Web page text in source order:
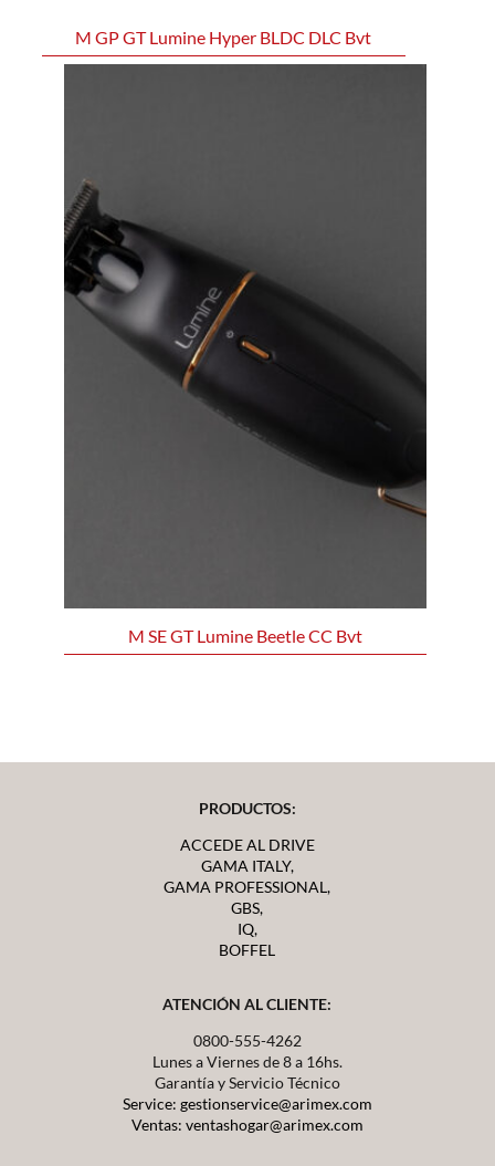
M GP GT Lumine Hyper BLDC DLC Bvt
M SE GT Lumine Beetle CC Bvt
PRODUCTOS:
ACCEDE AL DRIVE
GAMA ITALY,
GAMA PROFESSIONAL,
GBS,
IQ,
BOFFEL
ATENCIÓN AL CLIENTE:
0800-555-4262
Lunes a Viernes de 8 a 16hs.
Garantía y Servicio Técnico
Service: gestionservice@arimex.com
Ventas: ventashogar@arimex.com